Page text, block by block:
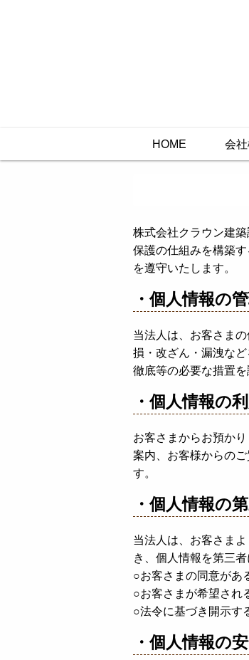
HOME 会
株式会社クラウン建
保護の仕組みを構築
を遵守いたします。
・個人情報の
当法人は、お客さま
損・改ざん・漏洩な
徹底等の必要な措置
・個人情報の
お客さまからお預か
案内、お客様からの
す。
・個人情報の
当法人は、お客さま
き、個人情報を第三
○お客さまの同意があ
○お客さまが希望され
○法令に基づき開示す
・個人情報の